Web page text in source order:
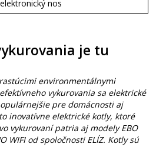
nos
je tu
environmentálnymi
vykurovania sa elektrické
pre domácnosti aj
inovatívne elektrické kotly, ktoré
vykurovaní patria aj modely EBO
WIFI od spoločnosti ELÍZ. Kotly sú